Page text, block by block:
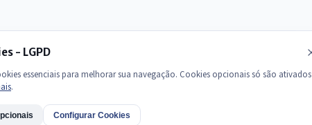
- LGPD
essenciais para melhorar sua navegação. Cookies opcionais só são ativados
.
Configurar Cookies